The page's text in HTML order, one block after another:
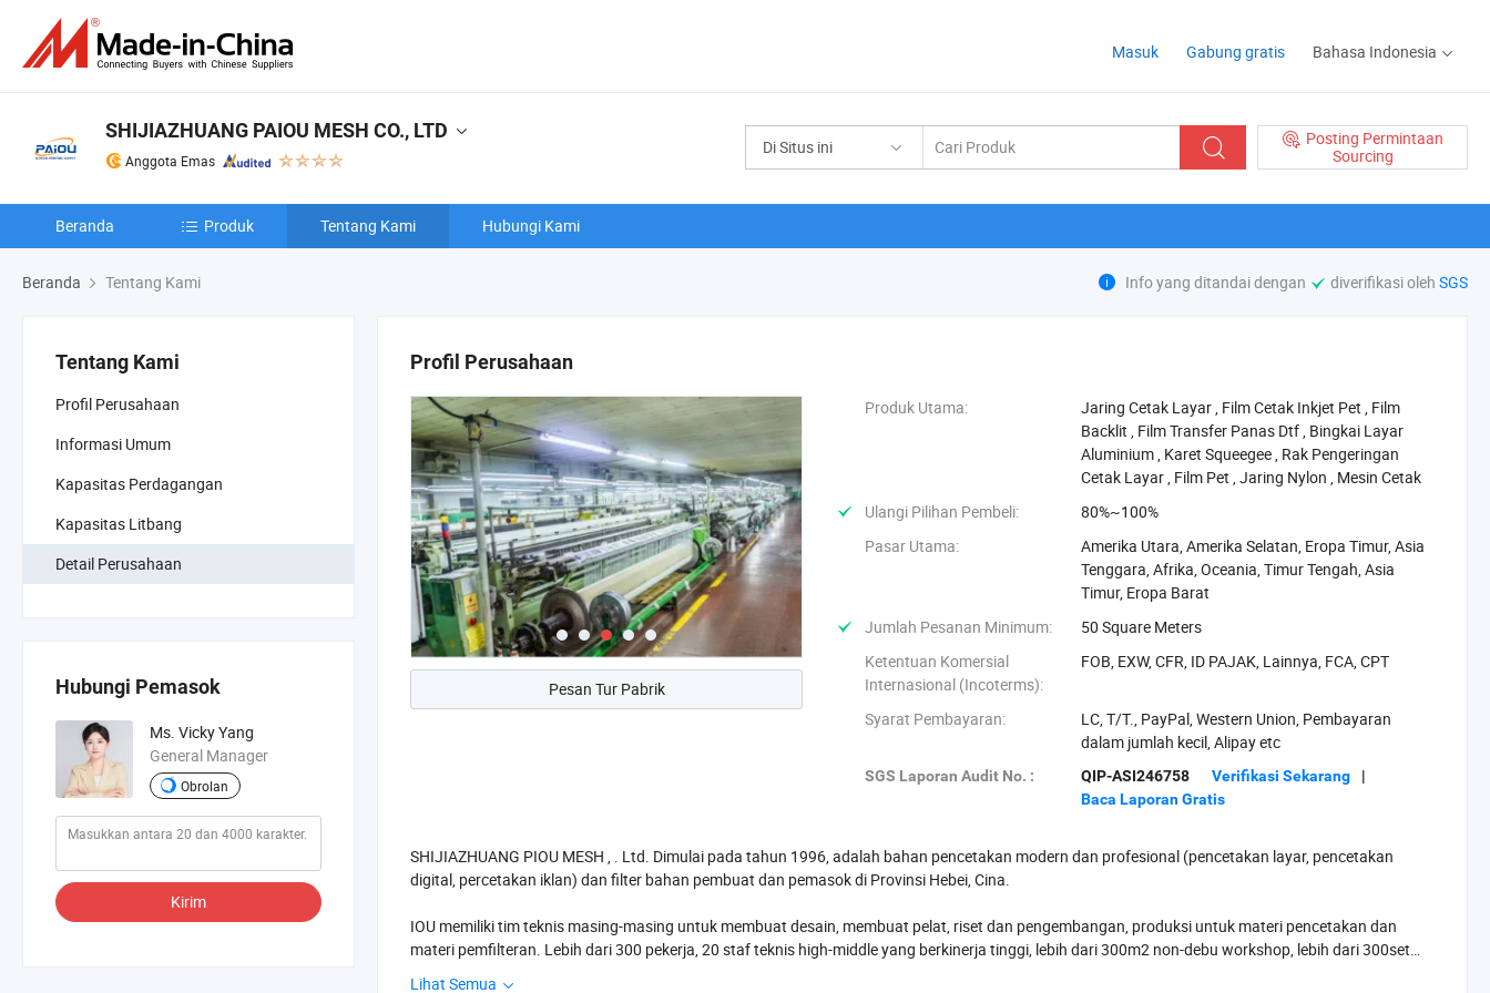
Masuk Gabung gratis Bahasa Indonesia
Di Situs ini
Posting Permintaan
Sourcing
SHIJIAZHUANG PAIOU MESH CO., LTD
Anggota Emas
Beranda Produk Tentang Kami Hubungi Kami
Info yang ditandai dengan diverifikasi oleh SGS
Beranda Tentang Kami
Tentang Kami
Profil Perusahaan
Informasi Umum
Kapasitas Perdagangan
Kapasitas Litbang
Detail Perusahaan
Hubungi Pemasok
Ms. Vicky Yang
General Manager
Obrolan
Kirim
Profil Perusahaan
Pesan Tur Pabrik
Produk Utama: ‪Jaring Cetak Layar‬, ‪Film Cetak Inkjet Pet‬ , ‪Film
Backlit‬ , ‪Film Transfer Panas Dtf‬, ‪Bingkai Layar
Aluminium‬, ‪Karet Squeegee‬, ‪Rak Pengeringan
Cetak Layar‬, ‪Film Pet‬ ,‪Jaring Nylon‬ , ‪Mesin Cetak‬
Ulangi Pilihan Pembeli:
80%~100%
Pasar Utama:
Amerika Utara, Amerika Selatan, Eropa Timur, Asia
Tenggara, Afrika, Oceania, Timur Tengah, Asia
Timur, Eropa Barat
Jumlah Pesanan Minimum:
50 Square Meters
Ketentuan Komersial
Internasional (Incoterms):
FOB, EXW, CFR, ID PAJAK, Lainnya, FCA, CPT
Syarat Pembayaran:
LC, T/T., PayPal, Western Union, Pembayaran
dalam jumlah kecil, Alipay etc
SGS Laporan Audit No. : QIP-ASI246758 Verifikasi Sekarang
|
Baca Laporan Gratis
SHIJIAZHUANG PIOU MESH , . Ltd. Dimulai pada tahun 1996, adalah bahan pencetakan modern dan profesional (pencetakan layar, pencetakan
digital, percetakan iklan) dan filter bahan pembuat dan pemasok di Provinsi Hebei, Cina.
IOU memiliki tim teknis masing-masing untuk membuat desain, membuat pelat, riset dan pengembangan, produksi untuk materi pencetakan dan
materi pemfilteran. Lebih dari 300 pekerja, 20 staf teknis high-middle yang berkinerja tinggi, lebih dari 300m2 non-debu workshop, lebih dari 300set
mesin Swiss Sulloom. Ruang penataan panas terpisah dan ruang penyimpanan besar.
Lihat Semua